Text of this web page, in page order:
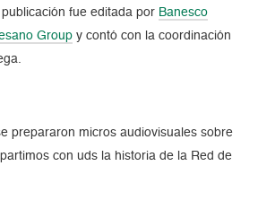
fue editada por Banesco
Group y contó con la coordinación
prepararon micros audiovisuales sobre
con uds la historia de la Red de